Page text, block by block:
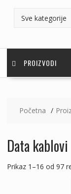
PROIZVODI
Početna
Data kablovi
Prikaz 1–16 od 97